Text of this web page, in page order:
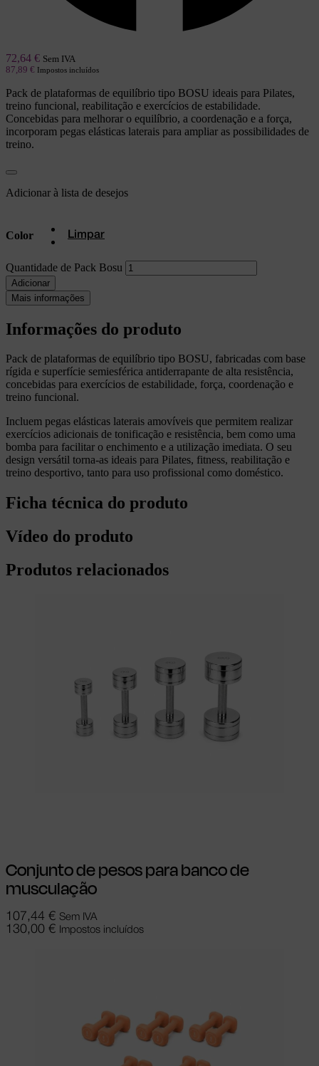
72,64 € Sem IVA
87,89 € Impostos incluídos
Pack de plataformas de equilíbrio tipo BOSU ideais para Pilates,
treino funcional, reabilitação e exercícios de estabilidade.
Concebidas para melhorar o equilíbrio, a coordenação e a força,
incorporam pegas elásticas laterais para ampliar as possibilidades de
treino.
Adicionar à lista de desejos
Color Limpar
Quantidade de Pack Bosu
Adicionar
Mais informações
Informações do produto
Pack de plataformas de equilíbrio tipo BOSU, fabricadas com base
rígida e superfície semiesférica antiderrapante de alta resistência,
concebidas para exercícios de estabilidade, força, coordenação e
treino funcional.
Incluem pegas elásticas laterais amovíveis que permitem realizar
exercícios adicionais de tonificação e resistência, bem como uma
bomba para facilitar o enchimento e a utilização imediata. O seu
design versátil torna-as ideais para Pilates, fitness, reabilitação e
treino desportivo, tanto para uso profissional como doméstico.
Ficha técnica do produto
Vídeo do produto
Produtos relacionados
Conjunto de pesos para banco de
musculação
107,44 € Sem IVA
130,00 € Impostos incluídos